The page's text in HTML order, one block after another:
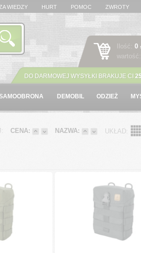
WIEDZY HURT POMOC ZWROTY
Ilość: 0
wartość:
DO DARMOWEJ WYSYŁKI BRAKUJE CI
DEMOBIL ODZIEŻ
UKŁAD:
CENA: NAZWA: